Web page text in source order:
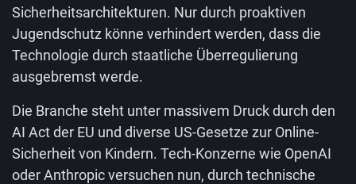
Sicherheitsarchitekturen. Nur durch proaktiven
Jugendschutz könne verhindert werden, dass die
Technologie durch staatliche Überregulierung
ausgebremst werde.
Die Branche steht unter massivem Druck durch den
AI Act der EU und diverse US-Gesetze zur Online-
Sicherheit von Kindern. Tech-Konzerne wie OpenAI
oder Anthropic versuchen nun, durch technische